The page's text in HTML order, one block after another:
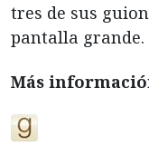
tres de sus
pantalla grande.
Más